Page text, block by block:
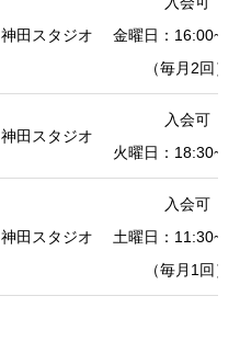
神田スタジオ
金曜日：
（毎月2回）
神田スタジオ
入会可
火曜日：
神田スタジオ
入会可
土曜日：
（毎月1回）